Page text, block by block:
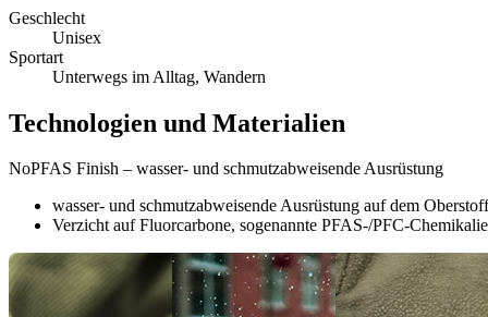
Geschlecht
Unisex
Sportart
Unterwegs im Alltag, Wandern
Technologien und Materialien
NoPFAS Finish – wasser- und schmutzabweisende Ausrüstung
wasser- und schmutzabweisende Ausrüstung auf dem Oberstoff
Verzicht auf Fluorcarbone, sogenannte PFAS-/PFC-